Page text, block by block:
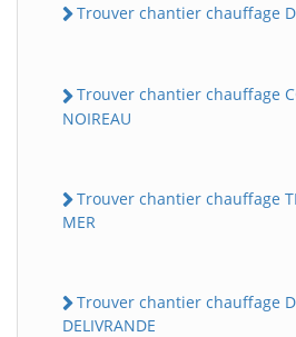
Trouver chantier chauffage
Trouver chantier chauffage
NOIREAU
Trouver chantier chauffage
MER
Trouver chantier chauffage
DELIVRANDE